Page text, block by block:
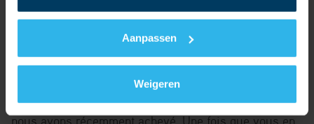
Aanpassen
Weigeren
souvent par des projets de construction de logements
standards. Vous pouvez ensuite évoluer vers des
projets plus complexes comme le projet du quartier
De Vlietoevers ou des projets non résidentiels de plus
grande envergure tels que le complexe de soins que
nous avons récemment achevé. Une fois que vous en